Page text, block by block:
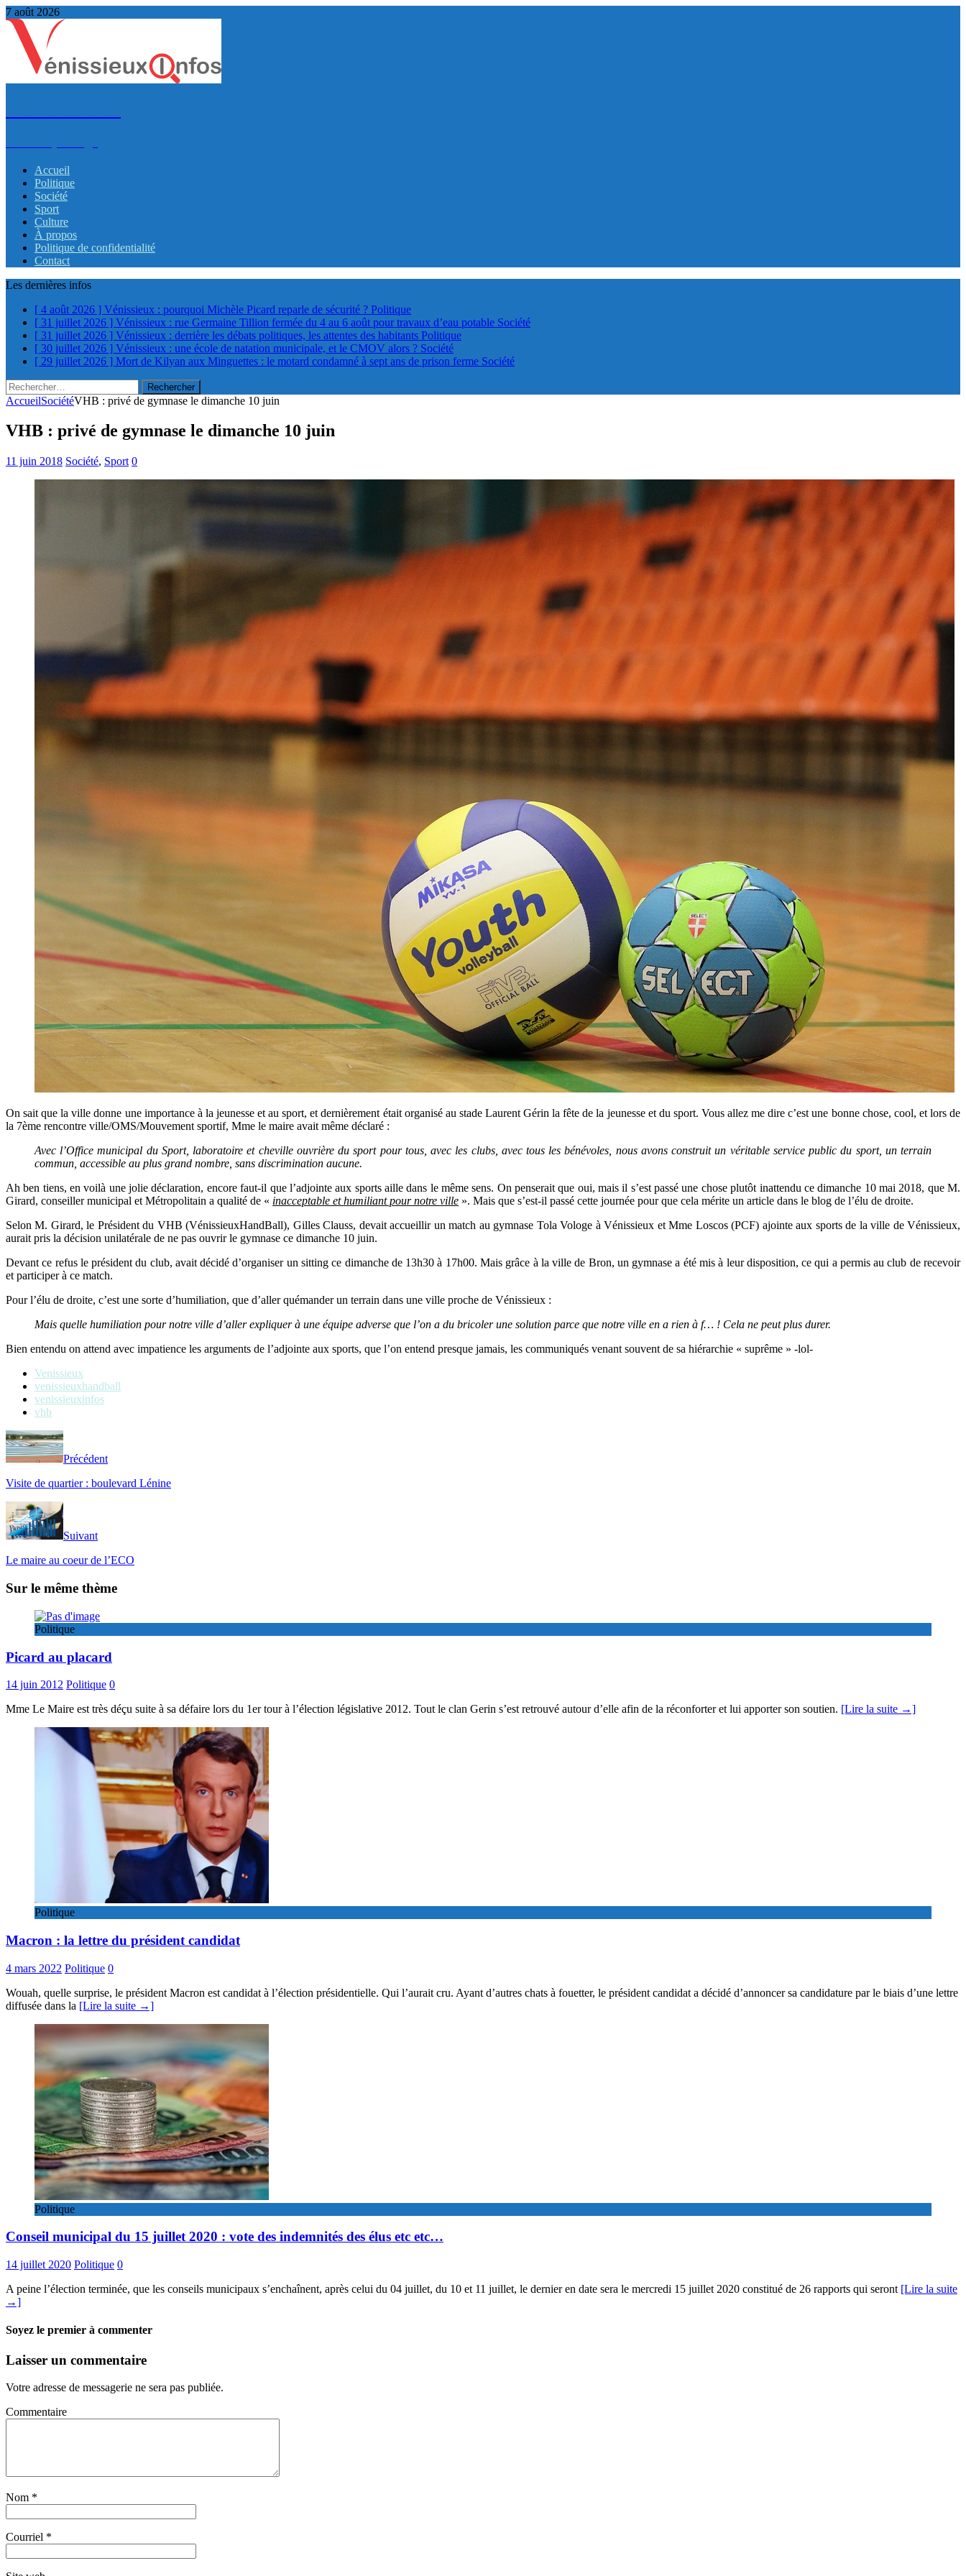
7 août 2026
Accueil
Politique
Société
Sport
Culture
À propos
Politique de confidentialité
Contact
Les dernières infos
[ 4 août 2026 ] Vénissieux : pourquoi Michèle Picard reparle de sécurité ? Politique
[ 31 juillet 2026 ] Vénissieux : rue Germaine Tillion fermée du 4 au 6 août pour travaux d’eau potable Société
[ 31 juillet 2026 ] Vénissieux : derrière les débats politiques, les attentes des habitants Politique
[ 30 juillet 2026 ] Vénissieux : une école de natation municipale, et le CMOV alors ? Société
[ 29 juillet 2026 ] Mort de Kilyan aux Minguettes : le motard condamné à sept ans de prison ferme Société
Rechercher :
AccueilSociétéVHB : privé de gymnase le dimanche 10 juin
VHB : privé de gymnase le dimanche 10 juin
11 juin 2018 Société, Sport 0
On sait que la ville donne une importance à la jeunesse et au sport, et dernièrement était organisé au stade Laurent Gérin la fête de la jeunesse et du sport. Vous allez me dire c’est une bonne chose, cool, et lors de
la 7ème rencontre ville/OMS/Mouvement sportif, Mme le maire avait même déclaré :
Avec l’Office municipal du Sport, laboratoire et cheville ouvrière du sport pour tous, avec les clubs, avec tous les bénévoles, nous avons construit un véritable service public du sport, un terrain
commun, accessible au plus grand nombre, sans discrimination aucune.
Ah ben tiens, en voilà une jolie déclaration, encore faut-il que l’adjointe aux sports aille dans le même sens. On penserait que oui, mais il s’est passé une chose plutôt inattendu ce dimanche 10 mai 2018, que M.
Girard, conseiller municipal et Métropolitain a qualité de « inacceptable et humiliant pour notre ville ». Mais que s’est-il passé cette journée pour que cela mérite un article dans le blog de l’élu de droite.
Selon M. Girard, le Président du VHB (VénissieuxHandBall), Gilles Clauss, devait accueillir un match au gymnase Tola Vologe à Vénissieux et Mme Loscos (PCF) ajointe aux sports de la ville de Vénissieux,
aurait pris la décision unilatérale de ne pas ouvrir le gymnase ce dimanche 10 juin.
Devant ce refus le président du club, avait décidé d’organiser un sitting ce dimanche de 13h30 à 17h00. Mais grâce à la ville de Bron, un gymnase a été mis à leur disposition, ce qui a permis au club de recevoir
et participer à ce match.
Pour l’élu de droite, c’est une sorte d’humiliation, que d’aller quémander un terrain dans une ville proche de Vénissieux :
Mais quelle humiliation pour notre ville d’aller expliquer à une équipe adverse que l’on a du bricoler une solution parce que notre ville en a rien à f… ! Cela ne peut plus durer.
Bien entendu on attend avec impatience les arguments de l’adjointe aux sports, que l’on entend presque jamais, les communiqués venant souvent de sa hiérarchie « suprême » -lol-
Venissieux
venissieuxhandball
venissieuxinfos
vhb
Précédent
Visite de quartier : boulevard Lénine
Suivant
Le maire au coeur de l’ECO
Sur le même thème
Politique
Picard au placard
14 juin 2012 Politique 0
Mme Le Maire est très déçu suite à sa défaire lors du 1er tour à l’élection législative 2012. Tout le clan Gerin s’est retrouvé autour d’elle afin de la réconforter et lui apporter son soutien. [Lire la suite →]
Politique
Macron : la lettre du président candidat
4 mars 2022 Politique 0
Wouah, quelle surprise, le président Macron est candidat à l’élection présidentielle. Qui l’aurait cru. Ayant d’autres chats à fouetter, le président candidat a décidé d’annoncer sa candidature par le biais d’une lettre
diffusée dans la [Lire la suite →]
Politique
Conseil municipal du 15 juillet 2020 : vote des indemnités des élus etc etc…
14 juillet 2020 Politique 0
A peine l’élection terminée, que les conseils municipaux s’enchaînent, après celui du 04 juillet, du 10 et 11 juillet, le dernier en date sera le mercredi 15 juillet 2020 constitué de 26 rapports qui seront [Lire la suite
→]
Soyez le premier à commenter
Laisser un commentaire
Votre adresse de messagerie ne sera pas publiée.
Commentaire
Nom *
Courriel *